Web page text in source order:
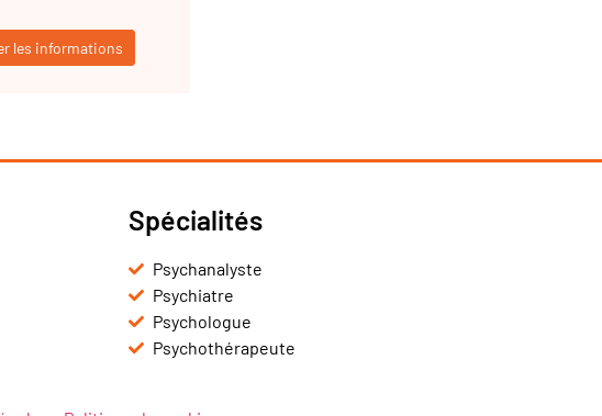
les informations
Spécialités
Psychanalyste
Psychiatre
Psychologue
Psychothérapeute